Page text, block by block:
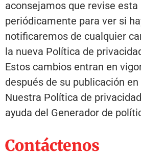
aconsejamos que revise esta
periódicamente para ver si
notificaremos de cualquier
la nueva Política de
Estos cambios entran en
después de su publicación
Nuestra Política de
ayuda del Generador de
Contáctenos